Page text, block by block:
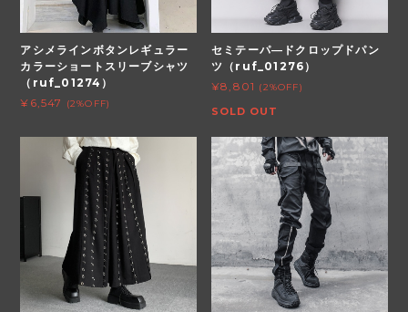
アシメラインボタンレギュラー
カラーショートスリーブシャツ
（ruf_01274）
¥6,547
(2%OFF)
セミテーパ―ドクロップドパン
ツ（ruf_01276）
¥8,801 (2%OFF)
SOLD OUT